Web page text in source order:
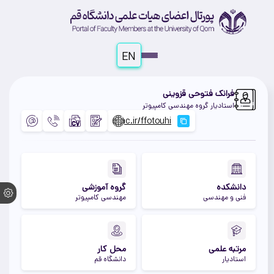
EN
فرانک فتوحی قزوینی
استادیار گروه مهندسی کامپیوتر
دانشکده
فنی و مهندسی
گروه آموزشی
مهندسی کامپیوتر
مرتبه علمی
استادیار
محل کار
دانشگاه قم